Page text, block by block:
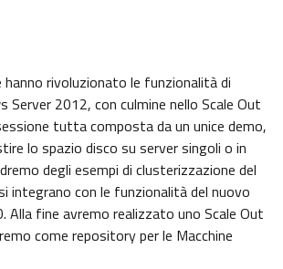
rivoluzionato le funzionalità di
Server 2012, con culmine nello Scale Out
tutta composta da un unice demo,
lo spazio disco su server singoli o in
degli esempi di clusterizzazione del
integrano con le funzionalità del nuovo
Alla fine avremo realizzato uno Scale Out
come repository per le Macchine